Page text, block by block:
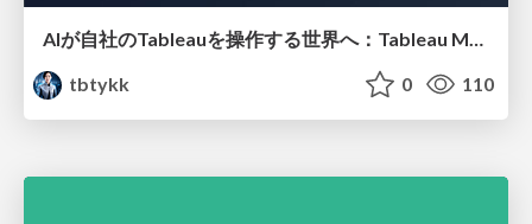
AIが自社のTableauを操作する世界へ：Tableau MCP超入門
tbtykk
0 110